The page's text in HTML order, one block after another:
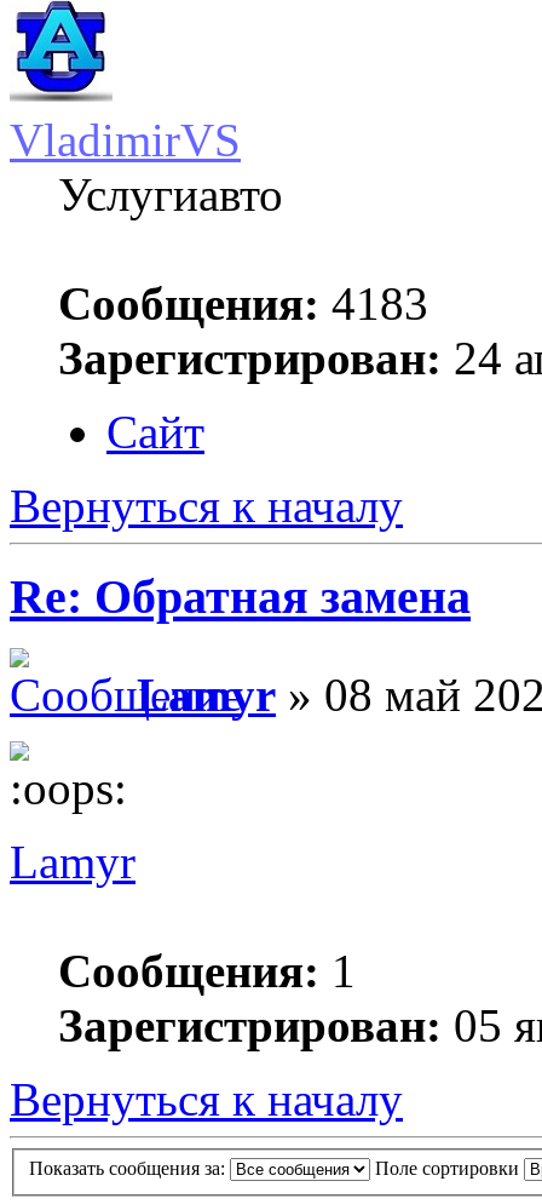
VladimirVS
Услугиавто
Сообщения: 4183
Зарегистрирован: 24
Сайт
Вернуться к началу
Re: Обратная замена
Lamyr » 08 май
Lamyr
Сообщения: 1
Зарегистрирован: 05
Вернуться к началу
Показать сообщения за: Поле сортировки